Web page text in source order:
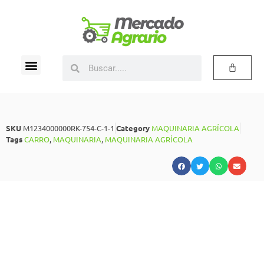
SKU M1234000000RK-754-C-1-1 Category MAQUINARIA AGRÍCOLA
TagsCARRO, MAQUINARIA, MAQUINARIA AGRÍCOLA